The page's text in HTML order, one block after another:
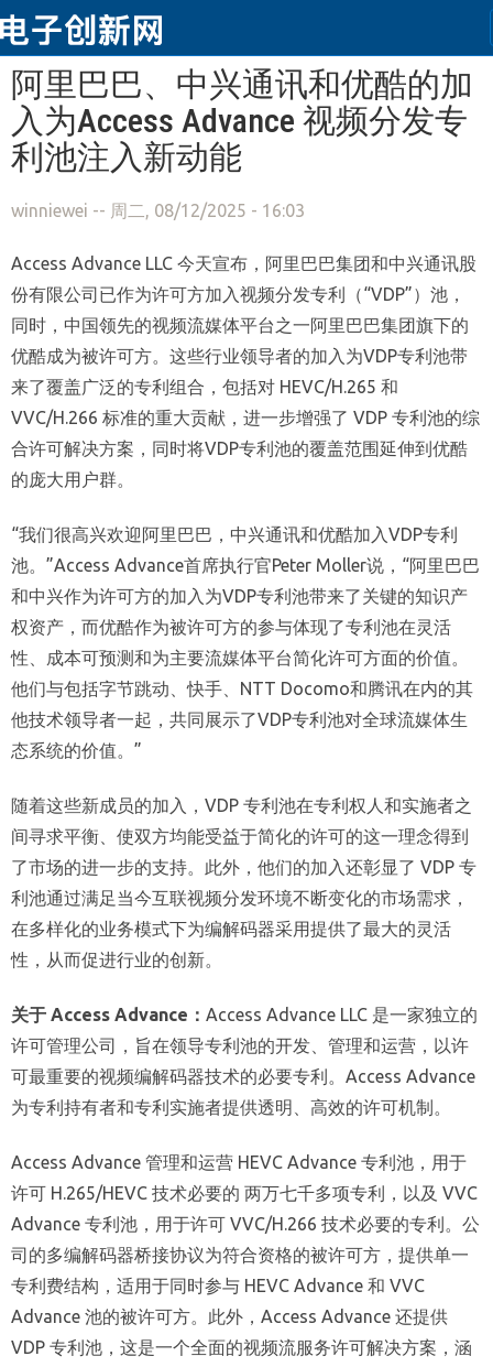
跳转到主要内容
阿里巴巴、中兴通讯和优酷的加
入为Access Advance 视频分发专
利池注入新动能
winniewei -- 周二, 08/12/2025 - 16:03
Access Advance LLC 今天宣布，阿里巴巴集团和中兴通讯股
份有限公司已作为许可方加入视频分发专利（“VDP”）池，
同时，中国领先的视频流媒体平台之一阿里巴巴集团旗下的
优酷成为被许可方。这些行业领导者的加入为VDP专利池带
来了覆盖广泛的专利组合，包括对 HEVC/H.265 和
VVC/H.266 标准的重大贡献，进一步增强了 VDP 专利池的综
合许可解决方案，同时将VDP专利池的覆盖范围延伸到优酷
的庞大用户群。
“我们很高兴欢迎阿里巴巴，中兴通讯和优酷加入VDP专利
池。”Access Advance首席执行官Peter Moller说，“阿里巴巴
和中兴作为许可方的加入为VDP专利池带来了关键的知识产
权资产，而优酷作为被许可方的参与体现了专利池在灵活
性、成本可预测和为主要流媒体平台简化许可方面的价值。
他们与包括字节跳动、快手、NTT Docomo和腾讯在内的其
他技术领导者一起，共同展示了VDP专利池对全球流媒体生
态系统的价值。”
随着这些新成员的加入，VDP 专利池在专利权人和实施者之
间寻求平衡、使双方均能受益于简化的许可的这一理念得到
了市场的进一步的支持。此外，他们的加入还彰显了 VDP 专
利池通过满足当今互联视频分发环境不断变化的市场需求，
在多样化的业务模式下为编解码器采用提供了最大的灵活
性，从而促进行业的创新。
关于 Access Advance： Access Advance LLC 是一家独立的
许可管理公司，旨在领导专利池的开发、管理和运营，以许
可最重要的视频编解码器技术的必要专利。Access Advance
为专利持有者和专利实施者提供透明、高效的许可机制。
Access Advance 管理和运营 HEVC Advance 专利池，用于
许可 H.265/HEVC 技术必要的 两万七千多项专利，以及 VVC
Advance 专利池，用于许可 VVC/H.266 技术必要的专利。公
司的多编解码器桥接协议为符合资格的被许可方，提供单一
专利费结构，适用于同时参与 HEVC Advance 和 VVC
Advance 池的被许可方。此外，Access Advance 还提供
VDP 专利池，这是一个全面的视频流服务许可解决方案，涵